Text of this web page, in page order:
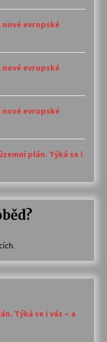
nové evropské
nové evropské
nové evropské
plán. Týká se i
Týká se i vás – a